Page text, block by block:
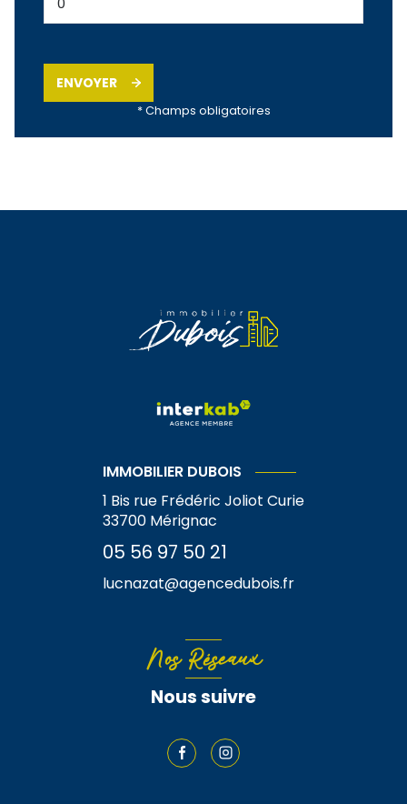
ENVOYER
* Champs obligatoires
IMMOBILIER DUBOIS
1 Bis rue Frédéric Joliot Curie
33700 Mérignac
05 56 97 50 21
lucnazat@agencedubois.fr
Nos Réseaux
Nous suivre